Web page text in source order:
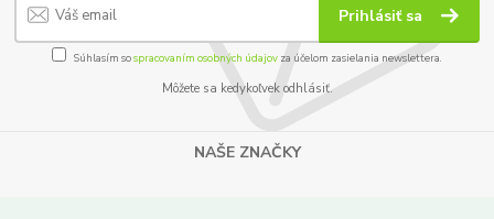
Prihlásiť sa
Súhlasím sospracovaním osobných údajov za účelom zasielania newslettera.
Môžete sa kedykoľvek odhlásiť.
NAŠE ZNAČKY